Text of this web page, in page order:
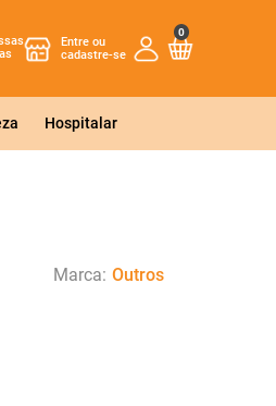
0
Hospitalar
Marca: Outros